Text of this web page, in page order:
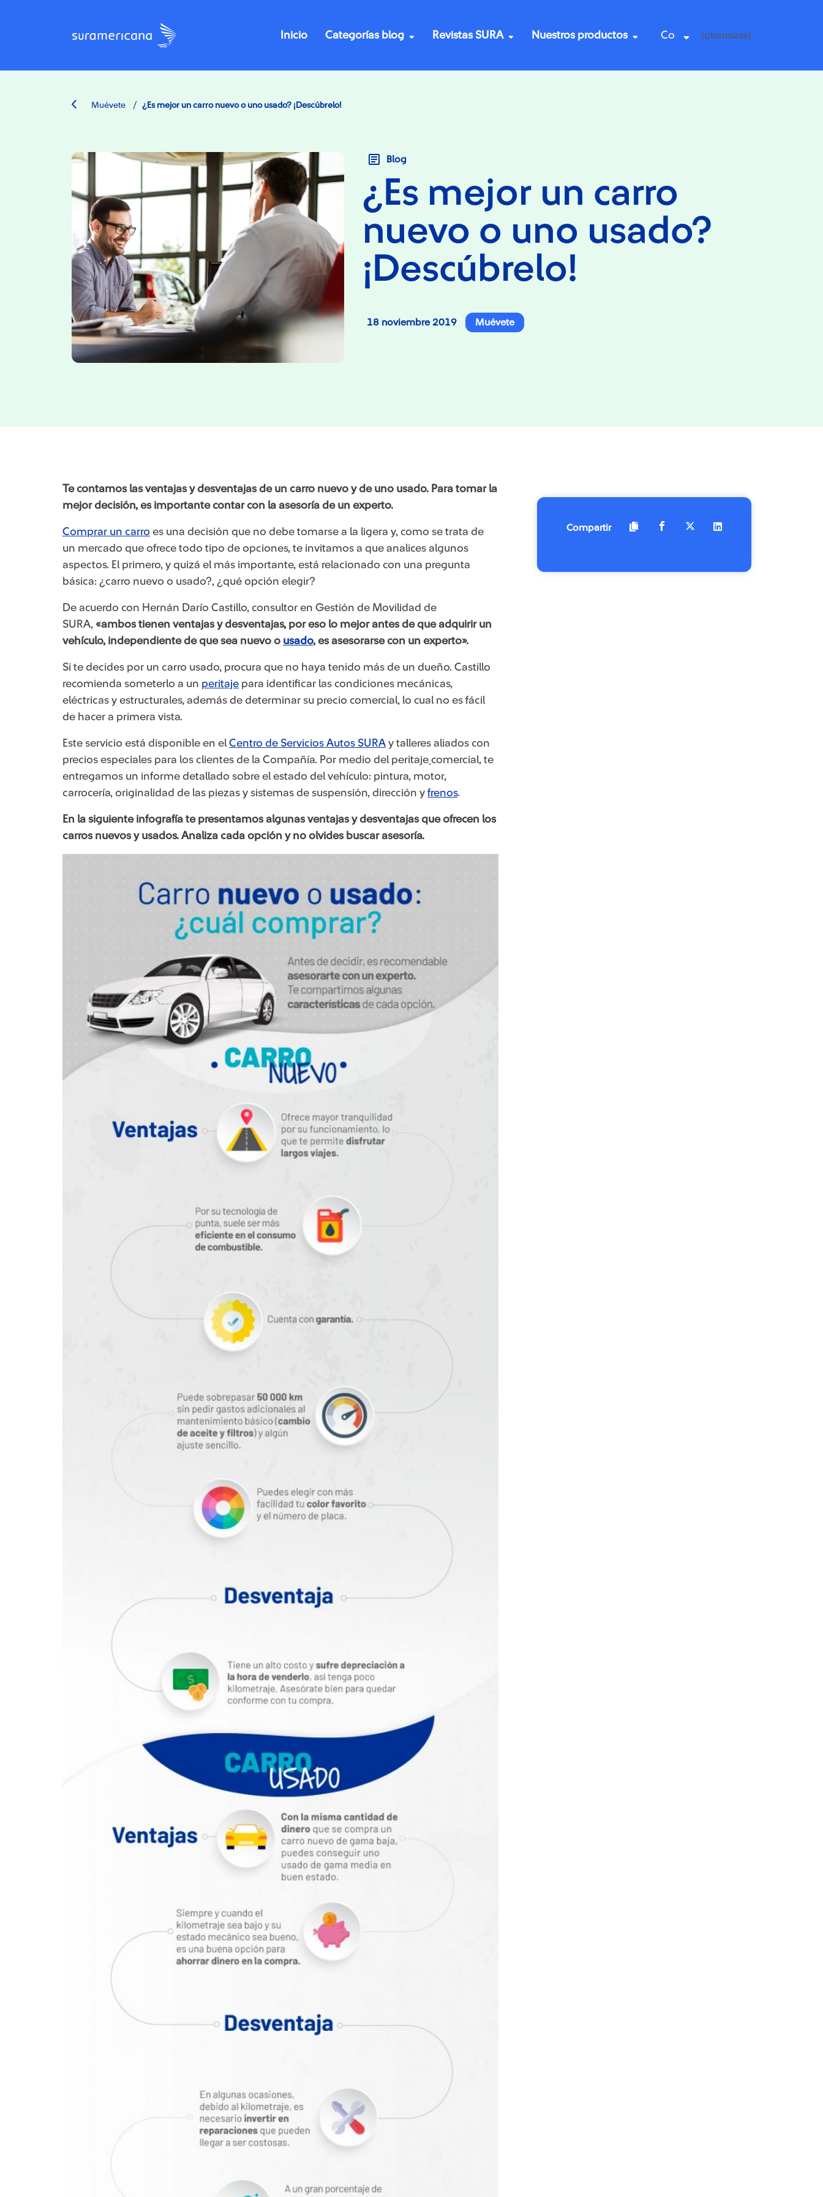
Inicio Categorías blog Revistas SURA Nuestros productos Co [gtranslate]
Muévete / ¿Es mejor un carro nuevo o uno usado? ¡Descúbrelo!
Blog
¿Es mejor un carro
nuevo o uno usado?
¡Descúbrelo!
18 noviembre 2019 Muévete
Te contamos las ventajas y desventajas de un carro nuevo y de uno usado. Para tomar la
mejor decisión, es importante contar con la asesoría de un experto.
​Comprar un carro es una decisión que no debe tomarse a la ligera y, como se trata de
un mercado que ofrece todo tipo de opciones, te invitamos a que analices algunos
aspectos. El primero, y quizá el más importante, está relacionado con una pregunta
básica: ¿carro nuevo o usado?, ¿qué opción elegir?
De acuerdo con Hernán Darío Castillo, consultor en Gestión de Movilidad de
SURA, «ambos tienen ventajas y desventajas, por eso lo mejor antes de que adquirir un
vehículo, independiente de que sea nuevo o usado​, es asesorarse con un experto».
Si te decides por un carro usado, procura que no haya tenido más de un dueñ​​​o. Castillo
recomienda someterlo a un peritaje para identificar las condiciones mecánicas,
eléctricas y estructurales, además de determinar su precio comercial, lo cual no es fácil
de hacer a primera vista.
Este servicio está disponible en el Centro de Servicios Autos SURA y talleres aliados con
precios especiales para los clientes de la Compañía. Por medio del peritaje comercial, te
entregamos un informe detallado sobre el estado del vehículo: pintura, motor,
carrocería, originalidad de las piezas y sistemas de suspensión, dirección y frenos​.
En la siguiente infografía te presentamos algunas ventajas y desventajas que ofrecen los
carros nuevos y usados. Analiza cada opción y no olvides buscar asesoría.
Compartir